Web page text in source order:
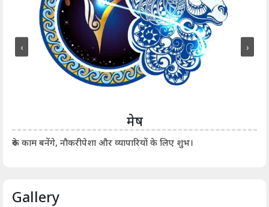
मेष
रुके काम बनेंगे, नौकरीपेशा और व्यापारियों के लिए शुभ।
‹ ›
Gallery